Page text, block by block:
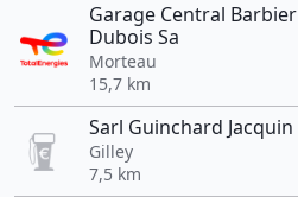
Garage Central Barbier
Dubois Sa
Morteau
15,7 km
Sarl Guinchard Jacquin
Gilley
7,5 km